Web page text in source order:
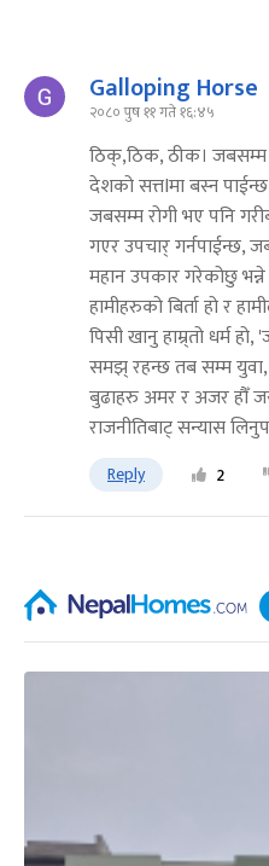
Galloping Horse
२०८० पुष ११ गते १६:४५
ठिक्,ठिक, ठीक। जबसम्म
देशको सत्तIमा बस्न
जबसम्म रोगी भए पनि
गएर उपचार्
महान उपकार गरेकोछु
हामीहरुको बिर्ता हो र
पिसी खानु हाम्र्तो धर्म
समझ् रहन्छ तब सम्म युवा,
बुढाहरु अमर र अजर हौँ
राजनीतिबाट् सन्यास
Reply 2